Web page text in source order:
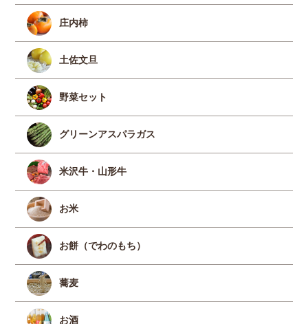
庄内柿
土佐文旦
野菜セット
グリーンアスパラガス
米沢牛・山形牛
お米
お餅（でわのもち）
蕎麦
お酒